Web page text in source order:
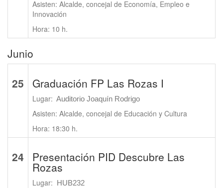
Asisten: Alcalde, concejal de Economía, Empleo e
Innovación
Hora: 10 h.
Junio
25
Graduación FP Las Rozas I
Lugar: Auditorio Joaquín Rodrigo
Asisten: Alcalde, concejal de Educación y Cultura
Hora: 18:30 h.
24 Presentación PID Descubre Las
Rozas
Lugar: HUB232